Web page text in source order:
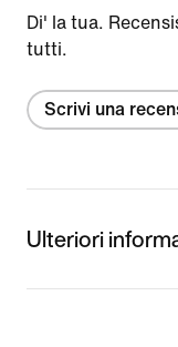
Di' la tua.
tutti.
Scrivi una
Ulteriori